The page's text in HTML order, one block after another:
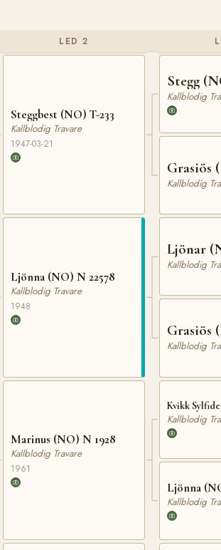
LED 2
Steggbest (NO) T-233
Kallblodig Travare
1947-03-21
Ljönna (NO) N 22578
Kallblodig Travare
1948
Marinus (NO) N 1928
Kallblodig Travare
1961
Stegg
Kallblodig
Grasiös
Kallblodig
Ljönar
Kallblodig
Grasiös
Kallblodig
Kvikk
Kallblodig
Ljönna
Kallblodig